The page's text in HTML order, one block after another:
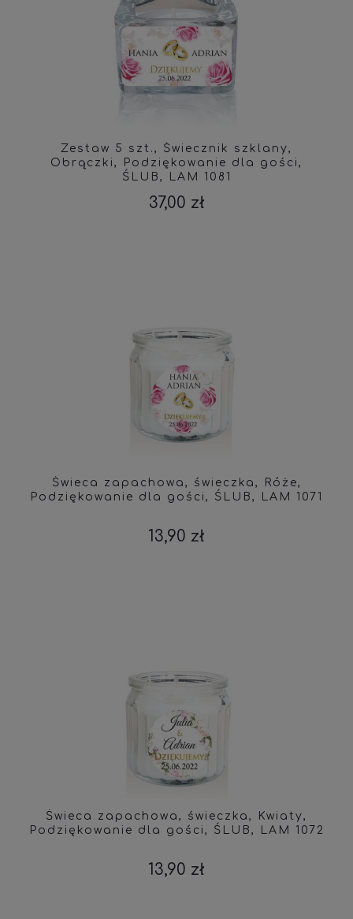
Zestaw 5 szt., Świecznik szklany,
Obrączki, Podziękowanie dla gości,
ŚLUB, LAM 1081
37,00 zł
Świeca zapachowa, świeczka, Róże,
Podziękowanie dla gości, ŚLUB, LAM 1071
13,90 zł
Świeca zapachowa, świeczka, Kwiaty,
Podziękowanie dla gości, ŚLUB, LAM 1072
13,90 zł